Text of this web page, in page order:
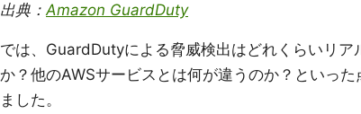
出典：Amazon GuardDuty
では、GuardDutyによる脅威検出はどれくらいリ
か？他のAWSサービスとは何が違うのか？といっ
ました。